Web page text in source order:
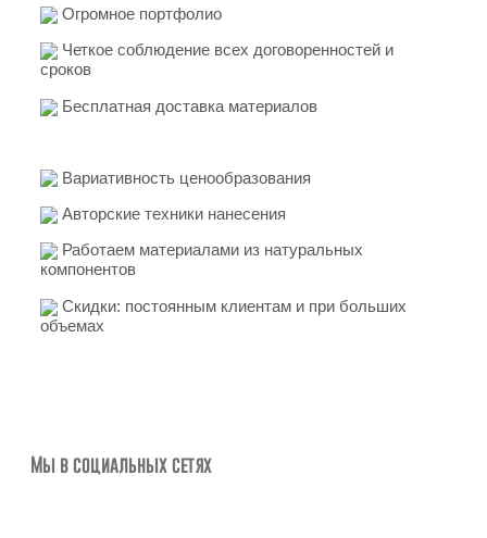
Огромное портфолио
Четкое соблюдение всех договоренностей и
сроков
Бесплатная доставка материалов
Вариативность ценообразования
Авторские техники нанесения
Работаем материалами из натуральных
компонентов
Скидки: постоянным клиентам и при больших
объемах
Мы в социальных сетях